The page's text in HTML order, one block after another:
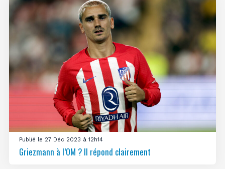
Publié le 27 Déc 2023 à 12h14
Griezmann à l’OM ? Il répond clairement